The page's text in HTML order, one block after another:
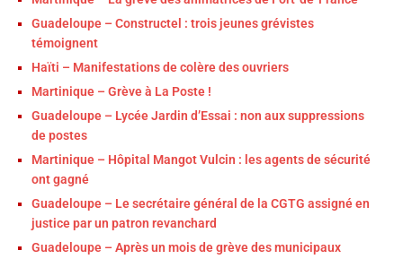
Guadeloupe – Constructel : trois jeunes grévistes
témoignent
Haïti – Manifestations de colère des ouvriers
Martinique – Grève à La Poste !
Guadeloupe – Lycée Jardin d’Essai : non aux suppressions
de postes
Martinique – Hôpital Mangot Vulcin : les agents de sécurité
ont gagné
Guadeloupe – Le secrétaire général de la CGTG assigné en
justice par un patron revanchard
Guadeloupe – Après un mois de grève des municipaux